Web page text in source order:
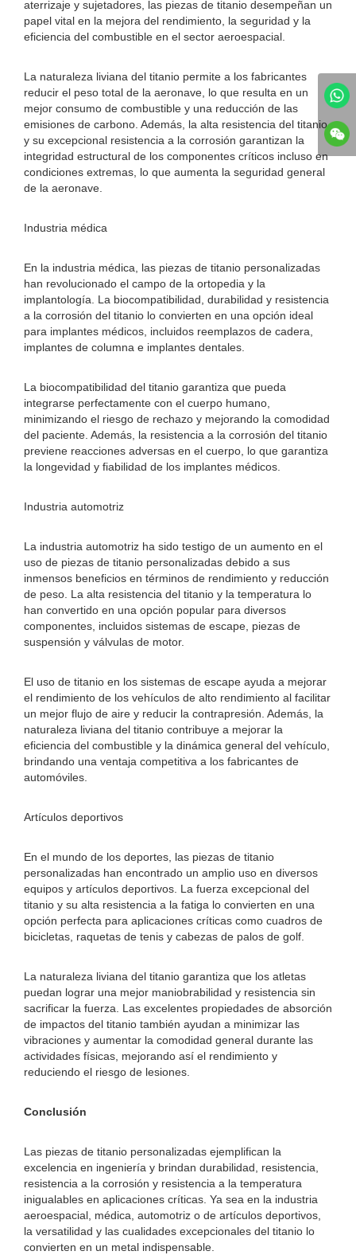
aterrizaje y sujetadores, las piezas de titanio desempeñan un
papel vital en la mejora del rendimiento, la seguridad y la
eficiencia del combustible en el sector aeroespacial.
La naturaleza liviana del titanio permite a los fabricantes
reducir el peso total de la aeronave, lo que resulta en un
mejor consumo de combustible y una reducción de las
emisiones de carbono. Además, la alta resistencia del titanio
y su excepcional resistencia a la corrosión garantizan la
integridad estructural de los componentes críticos incluso en
condiciones extremas, lo que aumenta la seguridad general
de la aeronave.
Industria médica
En la industria médica, las piezas de titanio personalizadas
han revolucionado el campo de la ortopedia y la
implantología. La biocompatibilidad, durabilidad y resistencia
a la corrosión del titanio lo convierten en una opción ideal
para implantes médicos, incluidos reemplazos de cadera,
implantes de columna e implantes dentales.
La biocompatibilidad del titanio garantiza que pueda
integrarse perfectamente con el cuerpo humano,
minimizando el riesgo de rechazo y mejorando la comodidad
del paciente. Además, la resistencia a la corrosión del titanio
previene reacciones adversas en el cuerpo, lo que garantiza
la longevidad y fiabilidad de los implantes médicos.
Industria automotriz
La industria automotriz ha sido testigo de un aumento en el
uso de piezas de titanio personalizadas debido a sus
inmensos beneficios en términos de rendimiento y reducción
de peso. La alta resistencia del titanio y la temperatura lo
han convertido en una opción popular para diversos
componentes, incluidos sistemas de escape, piezas de
suspensión y válvulas de motor.
El uso de titanio en los sistemas de escape ayuda a mejorar
el rendimiento de los vehículos de alto rendimiento al facilitar
un mejor flujo de aire y reducir la contrapresión. Además, la
naturaleza liviana del titanio contribuye a mejorar la
eficiencia del combustible y la dinámica general del vehículo,
brindando una ventaja competitiva a los fabricantes de
automóviles.
Artículos deportivos
En el mundo de los deportes, las piezas de titanio
personalizadas han encontrado un amplio uso en diversos
equipos y artículos deportivos. La fuerza excepcional del
titanio y su alta resistencia a la fatiga lo convierten en una
opción perfecta para aplicaciones críticas como cuadros de
bicicletas, raquetas de tenis y cabezas de palos de golf.
La naturaleza liviana del titanio garantiza que los atletas
puedan lograr una mejor maniobrabilidad y resistencia sin
sacrificar la fuerza. Las excelentes propiedades de absorción
de impactos del titanio también ayudan a minimizar las
vibraciones y aumentar la comodidad general durante las
actividades físicas, mejorando así el rendimiento y
reduciendo el riesgo de lesiones.
Conclusión
Las piezas de titanio personalizadas ejemplifican la
excelencia en ingeniería y brindan durabilidad, resistencia,
resistencia a la corrosión y resistencia a la temperatura
inigualables en aplicaciones críticas. Ya sea en la industria
aeroespacial, médica, automotriz o de artículos deportivos,
la versatilidad y las cualidades excepcionales del titanio lo
convierten en un metal indispensable.